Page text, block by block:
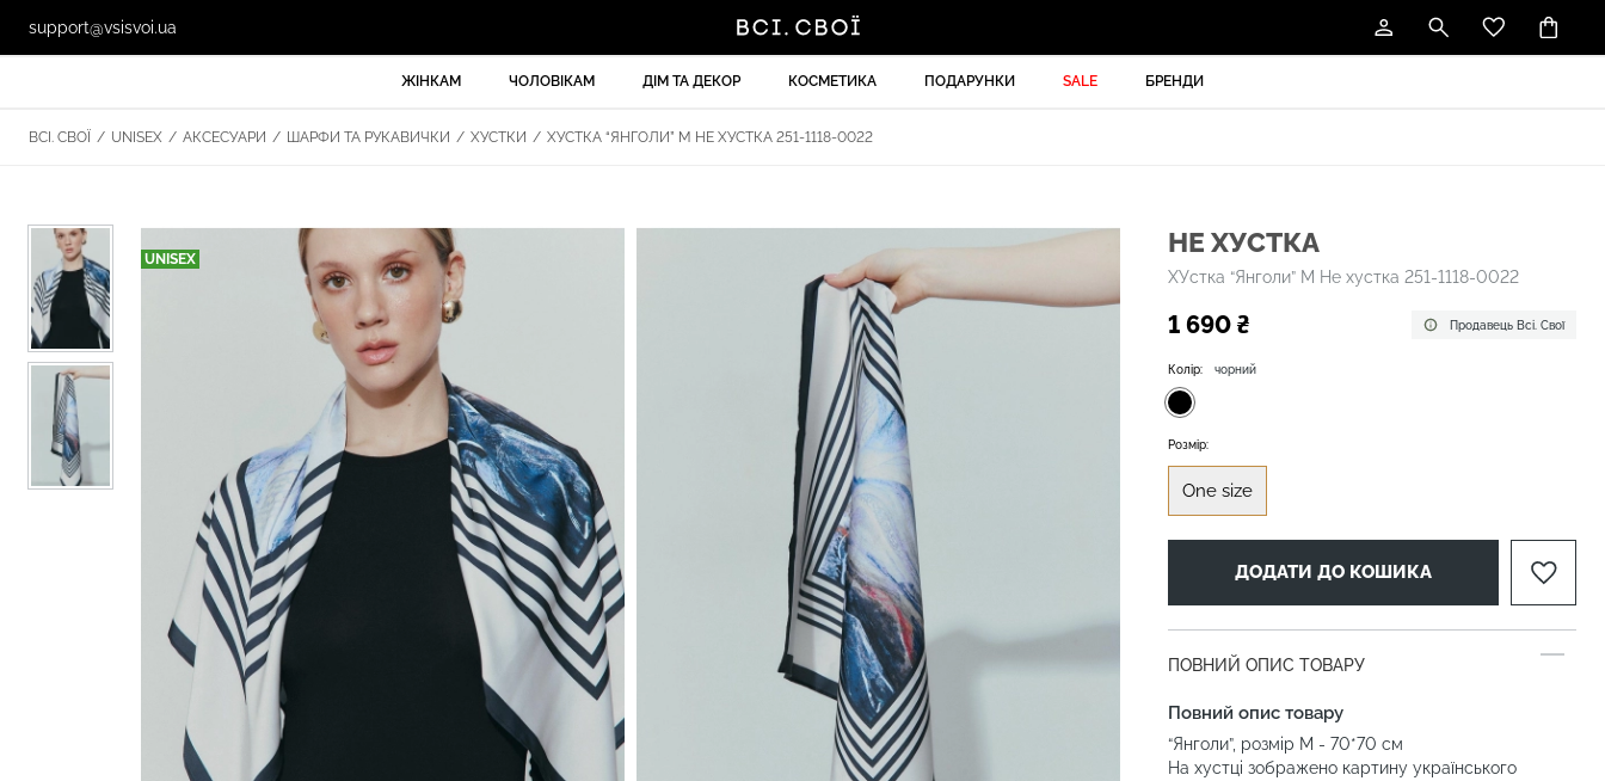
support@vsisvoi.ua
ЖІНКАМ ЧОЛОВІКАМ ДІМ ТА ДЕКОР КОСМЕТИКА ПОДАРУНКИ SALE БРЕНДИ
ВСІ. СВОЇ / UNISEX / АКСЕСУАРИ / ШАРФИ ТА РУКАВИЧКИ / ХУСТКИ / ХУСТКА “ЯНГОЛИ” М НЕ ХУСТКА 251-1118-0022
UNISEX
НЕ ХУСТКА
ХУстка “Янголи” М Не хустка 251-1118-0022
1 690 ₴ Продавець Всі. Свої
Колір: чорний
Розмір:
One size
ДОДАТИ ДО КОШИКА
ПОВНИЙ ОПИС ТОВАРУ
Повний опис товару
“Янголи”, розмір М - 70*70 см
На хустці зображено картину українського